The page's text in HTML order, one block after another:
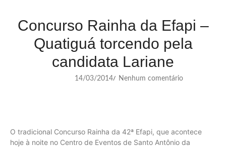
Concurso Rainha da Efapi –
Quatiguá torcendo pela
candidata Lariane
14/03/2014/ Nenhum comentário
O tradicional Concurso Rainha da 42ª Efapi, que acontece
hoje à noite no Centro de Eventos de Santo Antônio da